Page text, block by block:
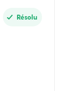
Résolu